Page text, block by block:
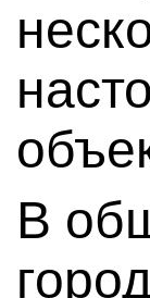
В